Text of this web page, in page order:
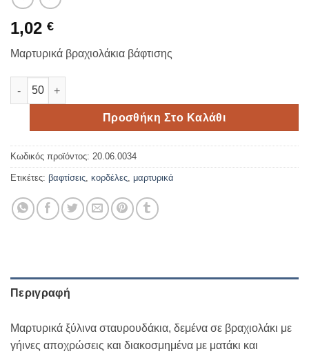
1,02 €
Μαρτυρικά βραχιολάκια βάφτισης
Μαρτυρικά βραχιολάκια βάπτισης σε γήινα χρώματα ποσότητα
Προσθήκη Στο Καλάθι
Κωδικός προϊόντος: 20.06.0034
Ετικέτες: βαφτίσεις, κορδέλες, μαρτυρικά
Περιγραφή
Μαρτυρικά ξύλινα σταυρουδάκια, δεμένα σε βραχιολάκι με
γήινες αποχρώσεις και διακοσμημένα με ματάκι και